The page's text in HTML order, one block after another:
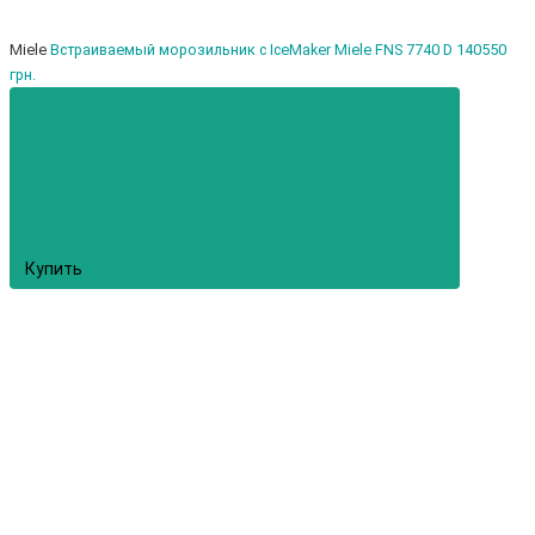
Miele Встраиваемый морозильник с IceMaker Miele FNS 7740 D 140550
грн.
Купить